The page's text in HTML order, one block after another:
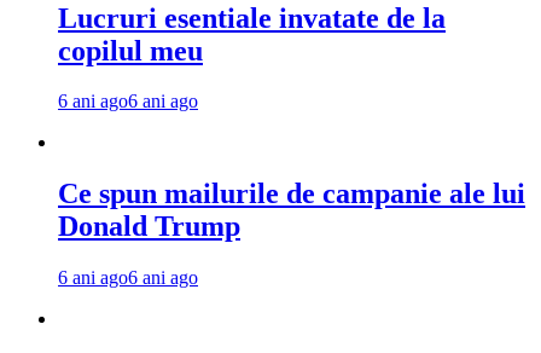
Lucruri esentiale invatate de la
copilul meu
6 ani ago6 ani ago
Ce spun mailurile de campanie ale lui
Donald Trump
6 ani ago6 ani ago